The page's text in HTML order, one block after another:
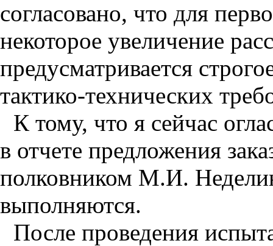
согласовано, что для
некоторое увеличение
предусматривается
тактико-технических
К тому, что я сейчас
в отчете предложения
полковником М.И.
выполняются.
После проведения